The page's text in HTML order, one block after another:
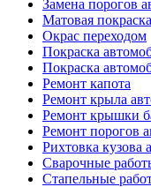
Замена порогов
Матовая
Окрас переходом
Покраска
Покраска
Ремонт капота
Ремонт крыла
Ремонт крышки
Ремонт порогов
Рихтовка кузова
Сварочные
Стапельные